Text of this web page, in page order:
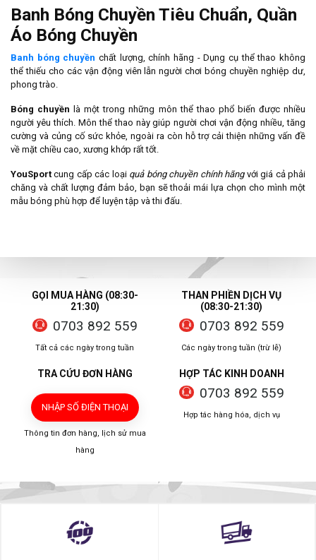
Banh Bóng Chuyền Tiêu Chuẩn, Quần
Áo Bóng Chuyền
Banh bóng chuyền chất lượng, chính hãng - Dụng cụ thể thao không
thể thiếu cho các vận động viên lẫn người chơi bóng chuyền nghiệp dư,
phong trào.
Bóng chuyền là một trong những môn thể thao phổ biến được nhiều
người yêu thích. Môn thể thao này giúp người chơi vận động nhiều, tăng
cường và củng cố sức khỏe, ngoài ra còn hỗ trợ cải thiện những vấn đề
về mặt chiều cao, xương khớp rất tốt.
YouSport cung cấp các loại quả bóng chuyền chính hãngvới giá cả phải
chăng và chất lượng đảm bảo, bạn sẽ thoải mái lựa chọn cho mình một
mẫu bóng phù hợp để luyện tập và thi đấu.
GỌI MUA HÀNG (08:30-
21:30)
0703 892 559
Tất cả các ngày trong tuần
THAN PHIỀN DỊCH VỤ
(08:30-21:30)
0703 892 559
Các ngày trong tuần (trừ lễ)
TRA CỨU ĐƠN HÀNG
NHẬP SỐ ĐIỆN THOẠI
Thông tin đơn hàng, lịch sử mua
hàng
HỢP TÁC KINH DOANH
0703 892 559
Hợp tác hàng hóa, dịch vụ